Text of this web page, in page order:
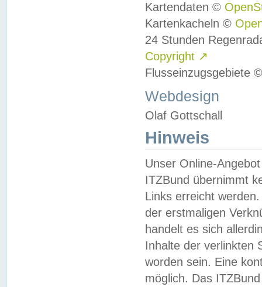
Kartendaten ©
Kartenkacheln ©
24 Stunden
Copyright ↗
Flusseinzugsgebiete
Webdesign
Olaf Gottschall
Hinweis
Unser Online-
ITZBund übernimmt
Links erreicht
der erstmaligen
handelt es sich
Inhalte der verlinkten
worden sein. Eine
möglich. Das